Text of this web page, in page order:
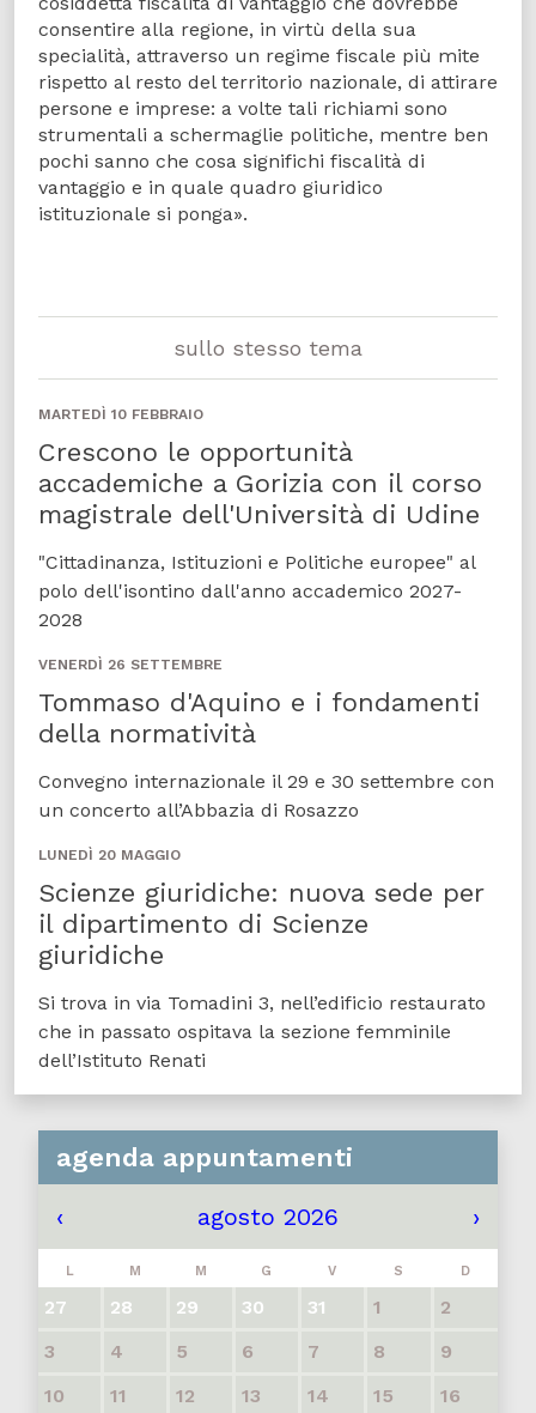
consentire alla regione, in virtù della sua
specialità, attraverso un regime fiscale più mite
rispetto al resto del territorio nazionale, di attirare
persone e imprese: a volte tali richiami sono
strumentali a schermaglie politiche, mentre ben
pochi sanno che cosa significhi fiscalità di
vantaggio e in quale quadro giuridico
istituzionale si ponga».
sullo stesso tema
MARTEDÌ 10 FEBBRAIO
Crescono le opportunità
accademiche a Gorizia con il corso
magistrale dell'Università di Udine
"Cittadinanza, Istituzioni e Politiche europee" al
polo dell'isontino dall'anno accademico 2027-
2028
VENERDÌ 26 SETTEMBRE
Tommaso d'Aquino e i fondamenti
della normatività
Convegno internazionale il 29 e 30 settembre con
un concerto all’Abbazia di Rosazzo
LUNEDÌ 20 MAGGIO
Scienze giuridiche: nuova sede per
il dipartimento di Scienze
giuridiche
Si trova in via Tomadini 3, nell’edificio restaurato
che in passato ospitava la sezione femminile
dell’Istituto Renati
agenda appuntamenti
‹ agosto 2026 ›
L M M G V S D
27 28 29 30 31 1
2
3
4 5 6 7 8
9
10
11 12 13 14 15
16